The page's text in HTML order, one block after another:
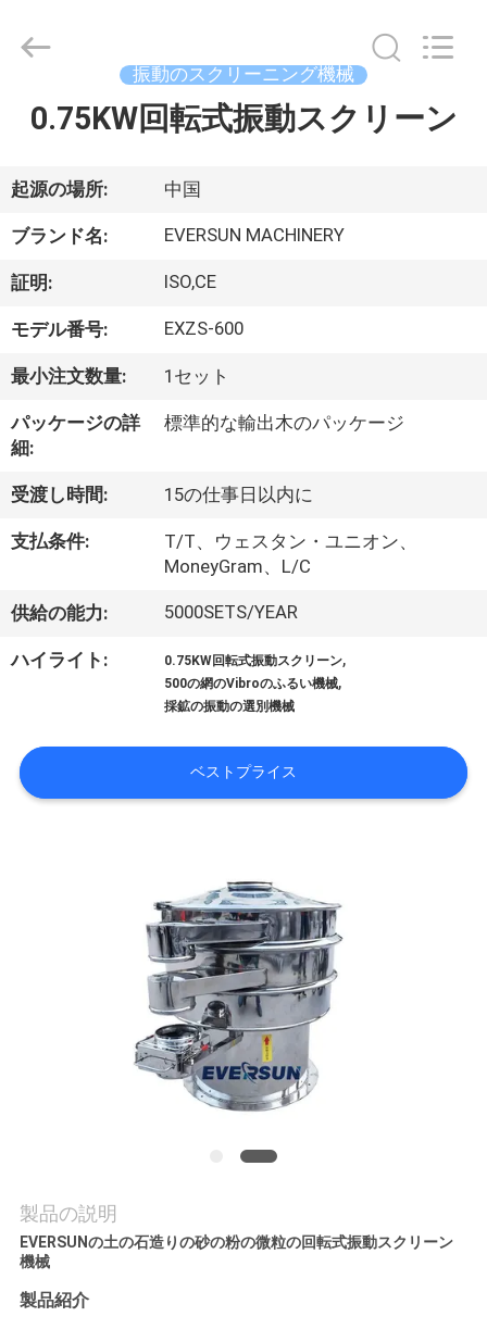
プ
ロ
ダ
ク
ト
VR
シ
ョ
つ
管
理
2020
Machinery
(Henan)
Reserved.
振動のスクリーニング機械
0.75KW回転式振動スクリーン
起源の場所: 中国
ブランド名: EVERSUN MACHINERY
証明: ISO,CE
モデル番号: EXZS-600
最小注文数量: 1セット
パッケージの詳
細:
標準的な輸出木のパッケージ
受渡し時間: 15の仕事日以内に
支払条件:
T/T、ウェスタン・ユニオン、
MoneyGram、L/C
供給の能力: 5000SETS/YEAR
ハイライト: 0.75KW回転式振動スクリーン,
500の網のVibroのふるい機械,
採鉱の振動の選別機械
ベストプライス
製品の説明
EVERSUNの土の石造りの砂の粉の微粒の回転式振動スクリーン
機械
製品紹介